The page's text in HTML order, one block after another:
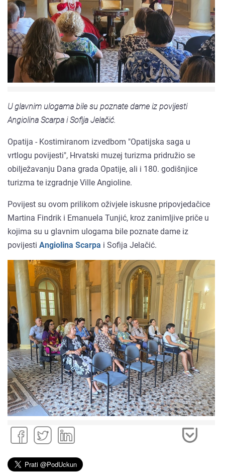
U glavnim ulogama bile su poznate dame iz povijesti
Angiolina Scarpa i Sofija Jelačić.
Opatija - Kostimiranom izvedbom "Opatijska saga u
vrtlogu povijesti", Hrvatski muzej turizma pridružio se
obilježavanju Dana grada Opatije, ali i 180. godišnjice
turizma te izgradnje Ville Angioline.
Povijest su ovom prilikom oživjele iskusne pripovjedačice
Martina Findrik i Emanuela Tunjić, kroz zanimljive priče u
kojima su u glavnim ulogama bile poznate dame iz
povijesti Angiolina Scarpa i Sofija Jelačić.